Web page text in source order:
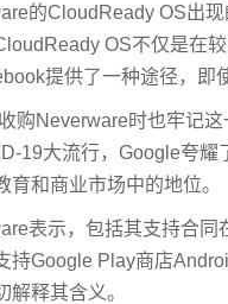
的CloudReady OS出
OS不仅是在
提供了一种途径，即
购Neverware时也牢记
19大流行，Google夸
育和商业市场中的地位。
表示，包括其支持合同
持Google Play商店
解释其含义。